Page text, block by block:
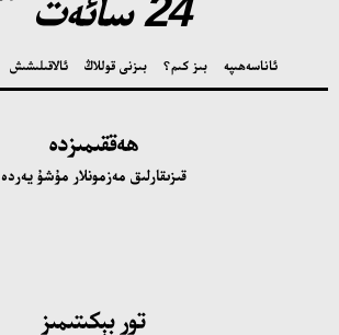
ئاناسەھىپە بىز كىم؟ بىزنى قوللاڭ ئالاقىلىشىش
ھەققىمىزدە
قىزىقارلىق مەزمونلار مۇشۇ يەردە
تور بېكىتىمىز